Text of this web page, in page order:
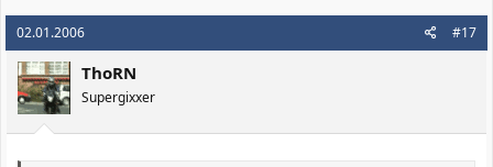
02.01.2006 #17
ThoRN
Supergixxer